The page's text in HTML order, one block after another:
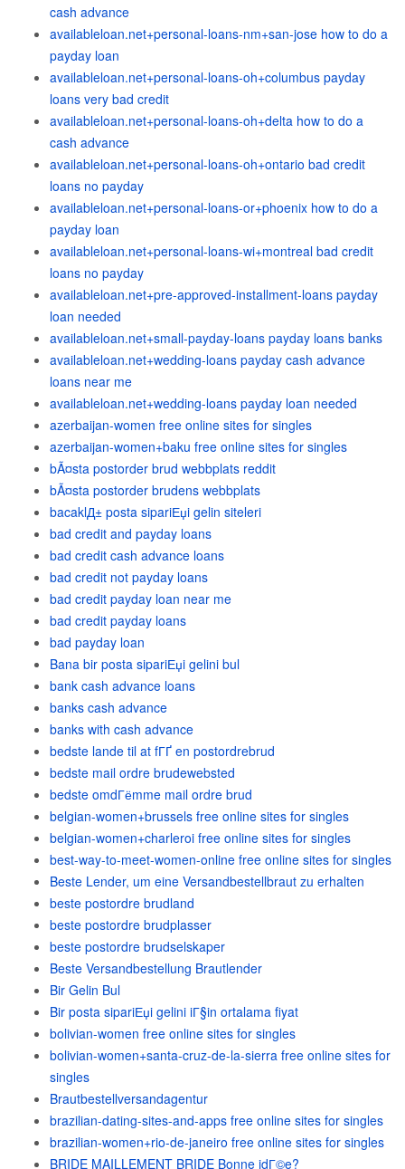
cash advance
availableloan.net+personal-loans-nm+san-jose how to do a
payday loan
availableloan.net+personal-loans-oh+columbus payday
loans very bad credit
availableloan.net+personal-loans-oh+delta how to do a
cash advance
availableloan.net+personal-loans-oh+ontario bad credit
loans no payday
availableloan.net+personal-loans-or+phoenix how to do a
payday loan
availableloan.net+personal-loans-wi+montreal bad credit
loans no payday
availableloan.net+pre-approved-installment-loans payday
loan needed
availableloan.net+small-payday-loans payday loans banks
availableloan.net+wedding-loans payday cash advance
loans near me
availableloan.net+wedding-loans payday loan needed
azerbaijan-women free online sites for singles
azerbaijan-women+baku free online sites for singles
bÃ¤sta postorder brud webbplats reddit
bÃ¤sta postorder brudens webbplats
bacaklД± posta sipariЕџi gelin siteleri
bad credit and payday loans
bad credit cash advance loans
bad credit not payday loans
bad credit payday loan near me
bad credit payday loans
bad payday loan
Bana bir posta sipariЕџi gelini bul
bank cash advance loans
banks cash advance
banks with cash advance
bedste lande til at fГҐ en postordrebrud
bedste mail ordre brudewebsted
bedste omdГёmme mail ordre brud
belgian-women+brussels free online sites for singles
belgian-women+charleroi free online sites for singles
best-way-to-meet-women-online free online sites for singles
Beste Lender, um eine Versandbestellbraut zu erhalten
beste postordre brudland
beste postordre brudplasser
beste postordre brudselskaper
Beste Versandbestellung Brautlender
Bir Gelin Bul
Bir posta sipariЕџi gelini iГ§in ortalama fiyat
bolivian-women free online sites for singles
bolivian-women+santa-cruz-de-la-sierra free online sites for
singles
Brautbestellversandagentur
brazilian-dating-sites-and-apps free online sites for singles
brazilian-women+rio-de-janeiro free online sites for singles
BRIDE MAILLEMENT BRIDE Bonne idГ©e?